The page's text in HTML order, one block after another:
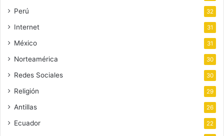
Perú 32
Internet 31
México 31
Norteamérica 30
Redes Sociales 30
Religión 29
Antillas 26
Ecuador 22